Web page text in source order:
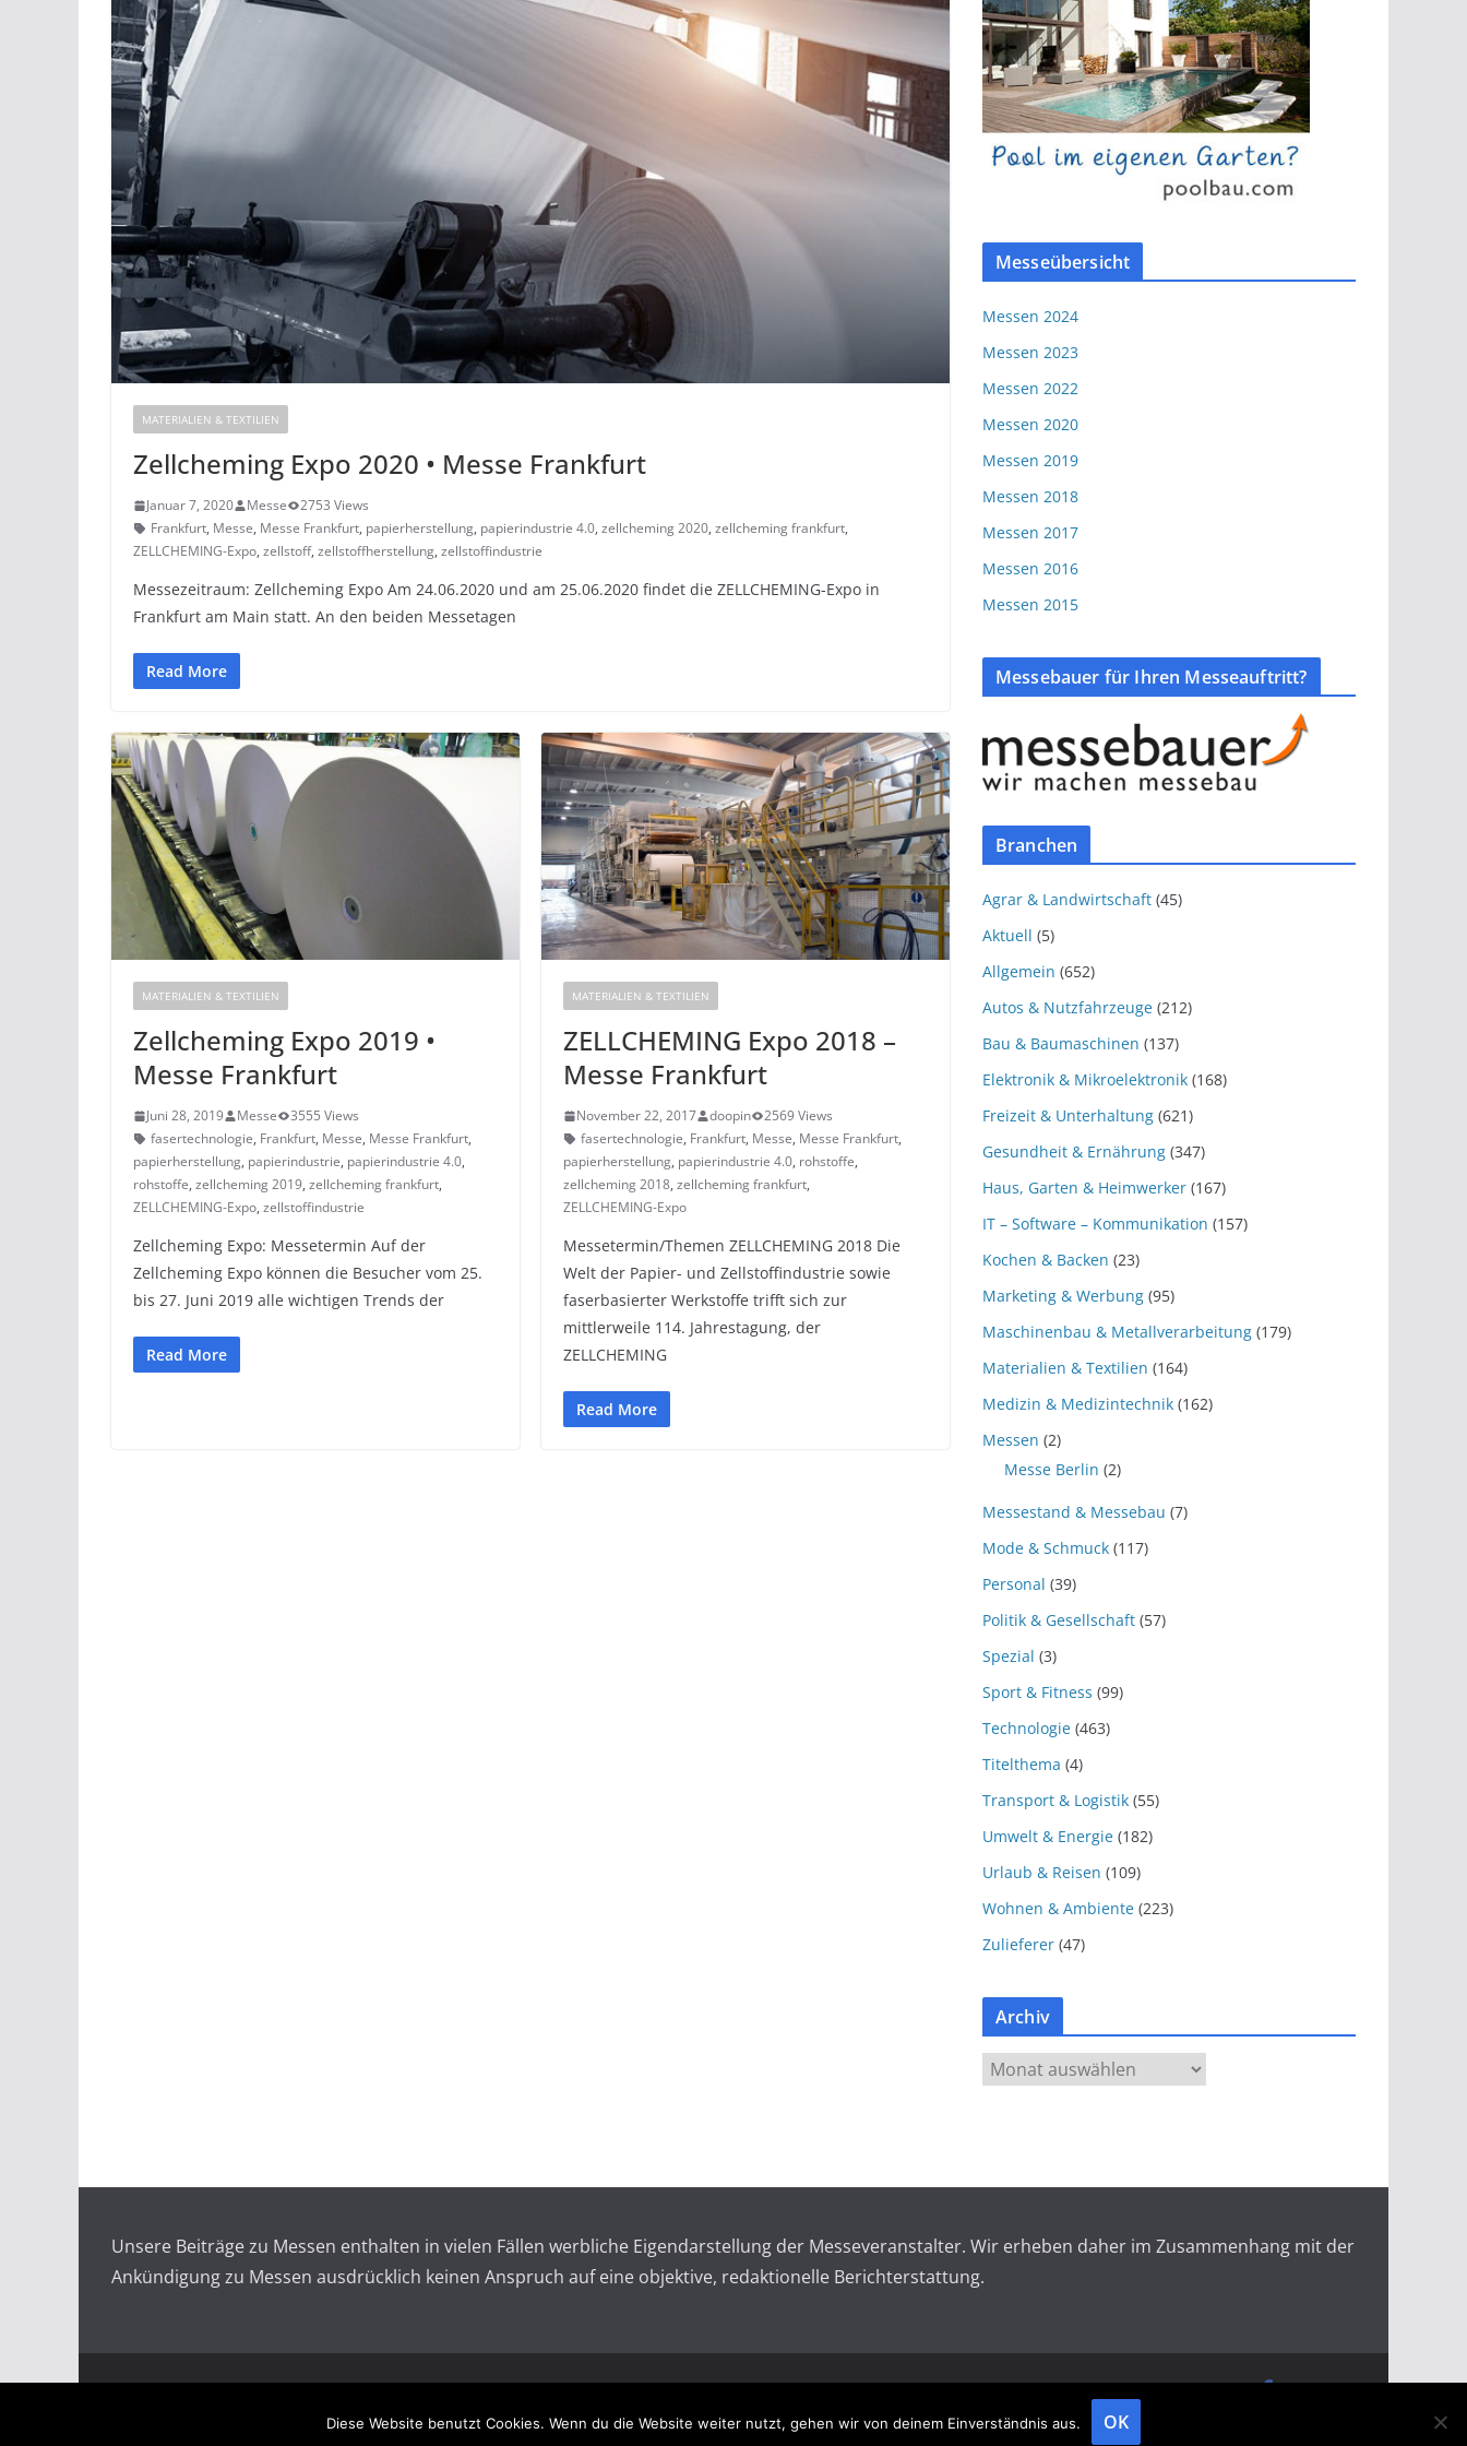
MATERIALIEN & TEXTILIEN
Zellcheming Expo 2020 • Messe Frankfurt
Januar 7, 2020 Messe
2753 Views
Frankfurt, Messe, Messe Frankfurt, papierherstellung, papierindustrie 4.0, zellcheming 2020, zellcheming frankfurt,
ZELLCHEMING-Expo, zellstoff, zellstoffherstellung, zellstoffindustrie
Messezeitraum: Zellcheming Expo Am 24.06.2020 und am 25.06.2020 findet die ZELLCHEMING-Expo in
Frankfurt am Main statt. An den beiden Messetagen
Read More
MATERIALIEN & TEXTILIEN
Zellcheming Expo 2019 •
Messe Frankfurt
Juni 28, 2019 Messe
3555 Views
fasertechnologie, Frankfurt, Messe, Messe Frankfurt,
papierherstellung, papierindustrie, papierindustrie 4.0,
rohstoffe, zellcheming 2019, zellcheming frankfurt,
ZELLCHEMING-Expo, zellstoffindustrie
Zellcheming Expo: Messetermin Auf der
Zellcheming Expo können die Besucher vom 25.
bis 27. Juni 2019 alle wichtigen Trends der
Read More
MATERIALIEN & TEXTILIEN
ZELLCHEMING Expo 2018 –
Messe Frankfurt
November 22, 2017 doopin
2569 Views
fasertechnologie, Frankfurt, Messe, Messe Frankfurt,
papierherstellung, papierindustrie 4.0, rohstoffe,
zellcheming 2018, zellcheming frankfurt,
ZELLCHEMING-Expo
Messetermin/Themen ZELLCHEMING 2018 Die
Welt der Papier- und Zellstoffindustrie sowie
faserbasierter Werkstoffe trifft sich zur
mittlerweile 114. Jahrestagung, der
ZELLCHEMING
Read More
Messeübersicht
Messen 2024
Messen 2023
Messen 2022
Messen 2020
Messen 2019
Messen 2018
Messen 2017
Messen 2016
Messen 2015
Messebauer für Ihren Messeauftritt?
Branchen
Agrar & Landwirtschaft (45)
Aktuell (5)
Allgemein (652)
Autos & Nutzfahrzeuge (212)
Bau & Baumaschinen (137)
Elektronik & Mikroelektronik (168)
Freizeit & Unterhaltung (621)
Gesundheit & Ernährung (347)
Haus, Garten & Heimwerker (167)
IT – Software – Kommunikation (157)
Kochen & Backen (23)
Marketing & Werbung (95)
Maschinenbau & Metallverarbeitung (179)
Materialien & Textilien (164)
Medizin & Medizintechnik (162)
Messen (2)
Messe Berlin (2)
Messestand & Messebau (7)
Mode & Schmuck (117)
Personal (39)
Politik & Gesellschaft (57)
Spezial (3)
Sport & Fitness (99)
Technologie (463)
Titelthema (4)
Transport & Logistik (55)
Umwelt & Energie (182)
Urlaub & Reisen (109)
Wohnen & Ambiente (223)
Zulieferer (47)
Archiv
r
Unsere Beiträge zu Messen enthalten in vielen Fällen werbliche Eigendarstellung der Messeveranstalter. Wir erheben daher im Zusammenhang mit der
Ankündigung zu Messen ausdrücklich keinen Anspruch auf eine objektive, redaktionelle Berichterstattung.
Datenschutz
Diese Website benutzt Cookies. Wenn du die Website weiter nutzt, gehen wir von deinem Einverständnis aus. OK